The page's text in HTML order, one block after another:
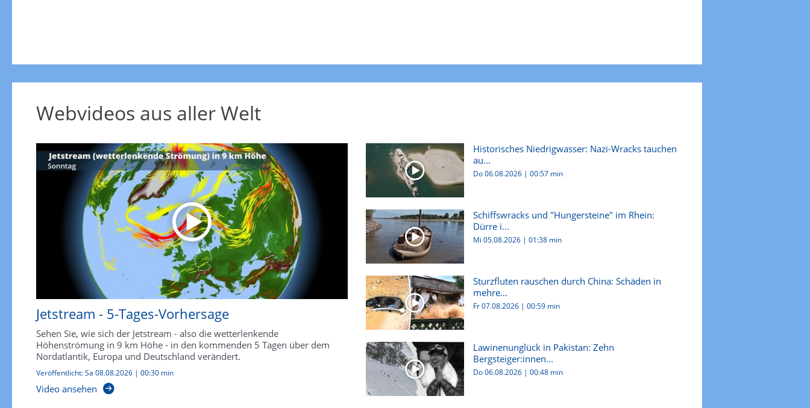
Webvideos aus aller Welt
Jetstream - 5-Tages-Vorhersage
Sehen Sie, wie sich der Jetstream - also die wetterlenkende
Höhenströmung in 9 km Höhe - in den kommenden 5 Tagen über dem
Nordatlantik, Europa und Deutschland verändert.
Veröffentlicht:Sa 08.08.2026 | 00:30 min
Video ansehen
Historisches Niedrigwasser: Nazi-Wracks tauchen
au...
Do 06.08.2026 | 00:57 min
Schiffswracks und "Hungersteine" im Rhein:
Dürre i...
Mi 05.08.2026 | 01:38 min
Sturzfluten rauschen durch China: Schäden in
mehre...
Fr 07.08.2026 | 00:59 min
Lawinenunglück in Pakistan: Zehn
Bergsteiger:innen...
Do 06.08.2026 | 00:48 min